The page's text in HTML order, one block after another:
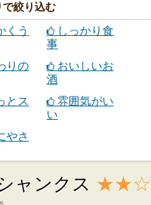
で絞り込む
くう
しっかり食
事
りの
おいしいお
酒
とス
雰囲気がい
い
やさ
ャンクス ★★☆